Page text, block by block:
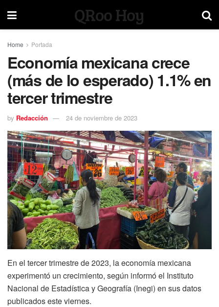
QRoo Hoy
Home Portada
Economía mexicana crece
(más de lo esperado) 1.1% en
tercer trimestre
by Redacción 24 de noviembre de 2023
En el tercer trimestre de 2023, la economía mexicana
experimentó un crecimiento, según informó el Instituto
Nacional de Estadística y Geografía (Inegi) en sus datos
publicados este viernes.